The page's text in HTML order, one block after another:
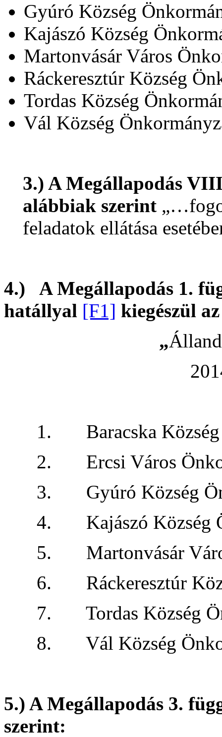
Gyúró Község
Kajászó Község
Martonvásár Város
Ráckeresztúr Község
Tordas Község
Vál Község
3.) A Megállapodás
alábbiak szerint
feladatok ellátása
4.) A Megállapodás 1.
hatállyal [F1] kiegészül
„
1. Baracska
2. Ercsi Város
3. Gyúró
4. Kajászó
5. Martonvásár
6. Ráckeresztúr
7. Tordas
8. Vál Község
5.) A Megállapodás 3.
szerint: